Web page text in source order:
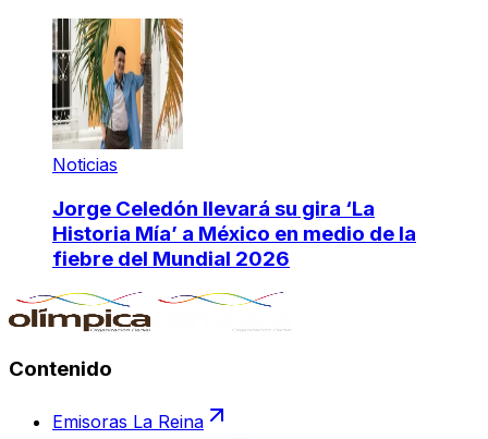
Noticias
Jorge Celedón llevará su gira ‘La
Historia Mía’ a México en medio de la
fiebre del Mundial 2026
Contenido
Emisoras La Reina